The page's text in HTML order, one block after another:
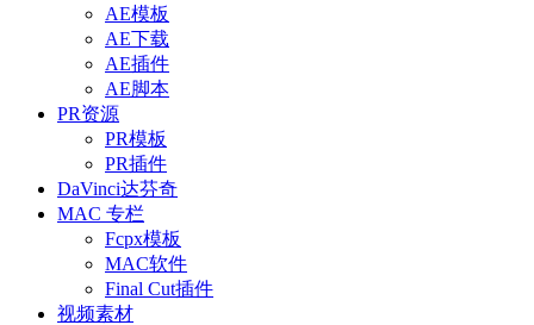
AE模板
AE下载
AE插件
AE脚本
PR资源
PR模板
PR插件
DaVinci达芬奇
MAC 专栏
Fcpx模板
MAC软件
Final Cut插件
视频素材